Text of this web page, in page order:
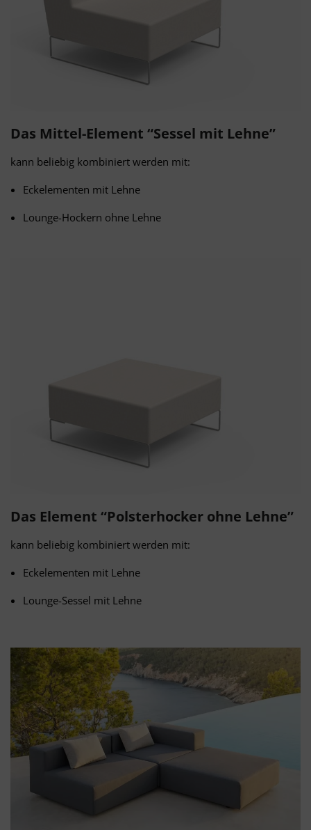
Das Mittel-Element “Sessel mit Lehne”
kann beliebig kombiniert werden mit:
Eckelementen mit Lehne
Lounge-Hockern ohne Lehne
Das Element “Polsterhocker ohne Lehne”
kann beliebig kombiniert werden mit:
Eckelementen mit Lehne
Lounge-Sessel mit Lehne